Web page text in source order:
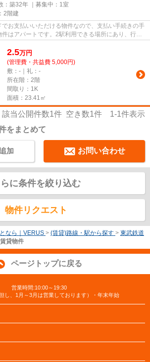
：築32年 ｜募集中： 1室
2階建
お支払いいただける物件なので、支払い手続きの手
はアパートです。2駅利用できる場所にあり、行き
ま...
2.5万円
(管理費・共益費 5,000円)
敷：-｜礼：-
所在階：2階
間取り：1K
面積：23.41㎡
該当公開件数1件 空き数1件 1-1件表示
をまとめて
お問い合わせ
加
に条件を絞り込む
物件リクエスト
なら｜VERUS > (賃貸)路線・駅から探す > 東武鉄道
貸物件
ページトップに戻る
営業時間:10:00～19:30
し、1月～3月は営業しております）・年末年始